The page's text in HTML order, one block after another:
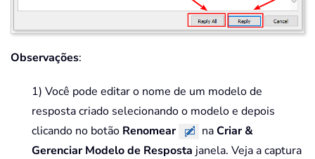
Observações:
1) Você pode editar o nome de um modelo de
resposta criado selecionando o modelo e depois
clicando no botão Renomear naCriar &
Gerenciar Modelo de Resposta janela. Veja a captura